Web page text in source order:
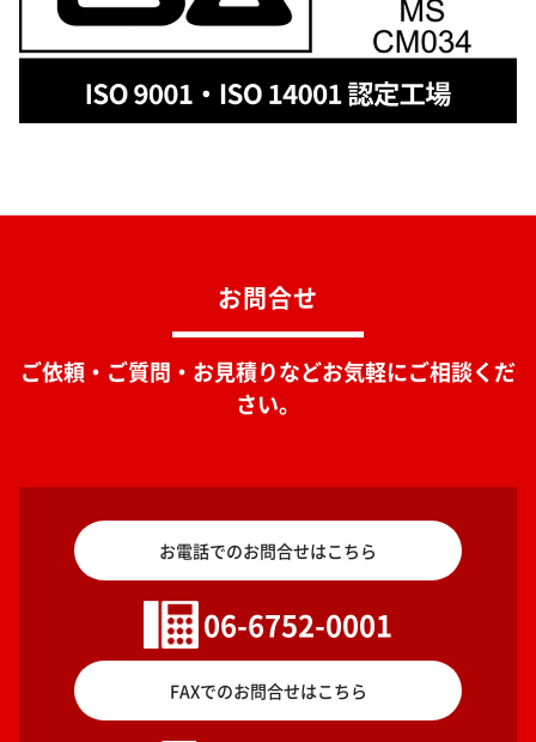
お問合せ
ご依頼・ご質問・お見積りなどお気軽にご相談くだ
さい。
お電話でのお問合せはこちら
06-6752-0001
FAXでのお問合せはこちら